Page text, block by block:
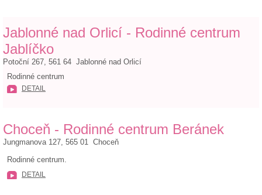
Jablonné nad Orlicí - Rodinné centrum
Jablíčko
Potoční 267, 561 64 Jablonné nad Orlicí
Rodinné centrum
DETAIL
Choceň - Rodinné centrum Beránek
Jungmanova 127, 565 01 Choceň
Rodinné centrum.
DETAIL